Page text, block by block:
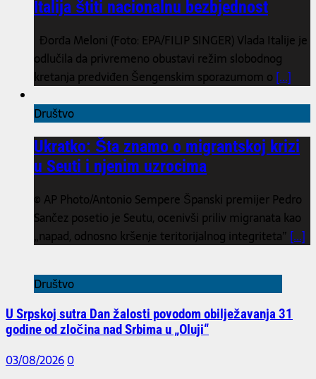
Italija štiti nacionalnu bezbjednost
Đorđa Meloni (Foto: EPA/FILIP SINGER) Vlada Italije je
odlučila da privremeno obustavi režim slobodnog
kretanja predviđen Šengenskim sporazumom o [...]
Društvo
Ukratko: Šta znamo o migrantskoj krizi
u Seuti i njenim uzrocima
© AP Photo/Antonio Sempere Španski premijer Pedro
Sančez posetio je Seutu, ocenivši priliv migranata kao
„napad, odnosno kršenje teritorijalnog integriteta” [...]
Društvo
U Srpskoj sutra Dan žalosti povodom obilježavanja 31
godine od zločina nad Srbima u „Oluji“
03/08/20260